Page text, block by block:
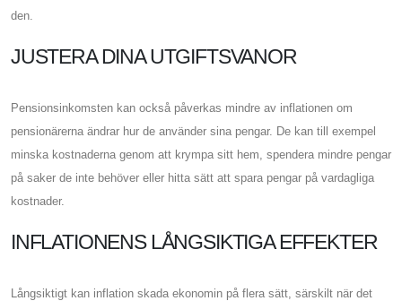
den.
JUSTERA DINA UTGIFTSVANOR
Pensionsinkomsten kan också påverkas mindre av inflationen om
pensionärerna ändrar hur de använder sina pengar. De kan till exempel
minska kostnaderna genom att krympa sitt hem, spendera mindre pengar
på saker de inte behöver eller hitta sätt att spara pengar på vardagliga
kostnader.
INFLATIONENS LÅNGSIKTIGA EFFEKTER
Långsiktigt kan inflation skada ekonomin på flera sätt, särskilt när det